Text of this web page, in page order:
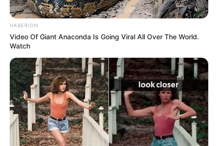
HABERION
Video Of Giant Anaconda Is Going Viral All Over The World.
Watch